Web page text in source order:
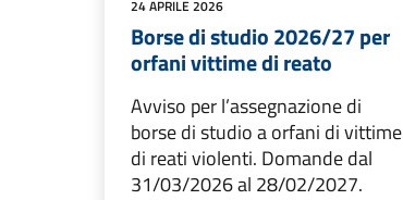
24 APRILE 2026
Borse di studio 2026/27 per
orfani vittime di reato
Avviso per l’assegnazione di
borse di studio a orfani di vittime
di reati violenti. Domande dal
31/03/2026 al 28/02/2027.